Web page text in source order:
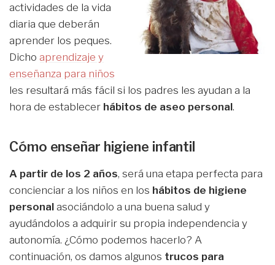
actividades de la vida
diaria que deberán
aprender los peques.
Dicho aprendizaje y
enseñanza para niños
les resultará más fácil si los padres les ayudan a la
hora de establecer hábitos de aseo personal.
Cómo enseñar higiene infantil
A partir de los 2 años, será una etapa perfecta para
concienciar a los niños en los hábitos de higiene
personal asociándolo a una buena salud y
ayudándolos a adquirir su propia independencia y
autonomía. ¿Cómo podemos hacerlo? A
continuación, os damos algunos trucos para